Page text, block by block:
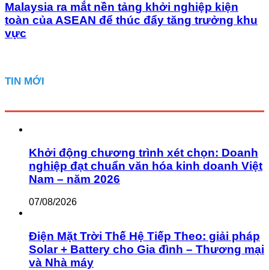
Malaysia ra mắt nền tảng khởi nghiệp kiện
toàn của ASEAN để thúc đẩy tăng trưởng khu
vực
TIN MỚI
Khởi động chương trình xét chọn: Doanh
nghiệp đạt chuẩn văn hóa kinh doanh Việt
Nam – năm 2026
07/08/2026
Điện Mặt Trời Thế Hệ Tiếp Theo: giải pháp
Solar + Battery cho Gia đình – Thương mại
và Nhà máy